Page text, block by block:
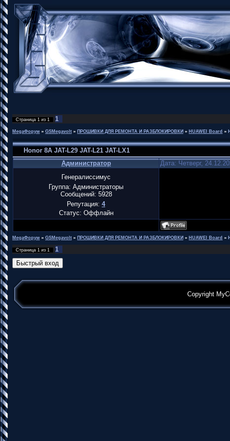
Страница 1 из 1 1
MegaФорум » GSMegavolt » ПРОШИВКИ ДЛЯ РЕМОНТА И РАЗБЛОКИРОВКИ » HUAWEI Board »
Honor 8A JAT-L29 JAT-L21 JAT-LX1
Администратор
Дата: Четверг,
Генералиссимус
Группа: Администраторы
Сообщений: 5928
Репутация: 4
Статус: Оффлайн
MegaФорум » GSMegavolt » ПРОШИВКИ ДЛЯ РЕМОНТА И РАЗБЛОКИРОВКИ » HUAWEI Board »
Страница 1 из 1
1
Copyright